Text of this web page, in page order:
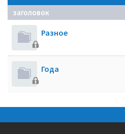
заголовок
Разное
Года